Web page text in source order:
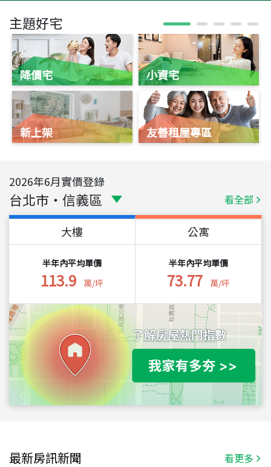
主題好宅
降價宅
新上架
小資宅
友善租屋專區
2026年6月實價登錄
台北市 ・ 信義區 看全部
大樓
半年內平均單價
113.9 萬/坪
公寓
半年內平均單價
73.77 萬/坪
最新房訊新聞 看更多